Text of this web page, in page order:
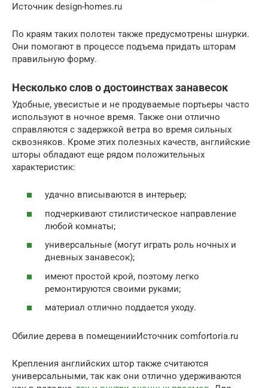
Источник design-homes.ru
По краям таких полотен также предусмотрены шнурки.
Они помогают в процессе подъема придать шторам
правильную форму.
Несколько слов о достоинствах занавесок
Удобные, увесистые и не продуваемые портьеры часто
используют в ночное время. Также они отлично
справляются с задержкой ветра во время сильных
сквозняков. Кроме этих полезных качеств, английские
шторы обладают еще рядом положительных
характеристик:
удачно вписываются в интерьер;
подчеркивают стилистическое направление
любой комнаты;
универсальные (могут играть роль ночных и
дневных занавесок);
имеют простой крой, поэтому легко
ремонтируются своими руками;
материал отлично поддается уходу.
Обилие дерева в помещенииИсточник comfortoria.ru
Крепления английских штор также считаются
универсальными, так как они отлично удерживаются